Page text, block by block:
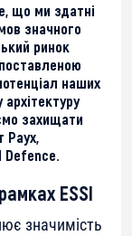
що ми здатні
значного
ринок
наших
захищати
Раух,
Defence.
ESSI
значимість